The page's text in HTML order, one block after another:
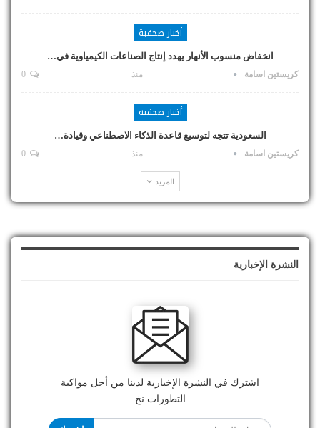
أخبار صحفية
انخفاض منسوب الأنهار يهدد إنتاج الصناعات الكيمياوية في…
كريستين اسامة منذ
أخبار صحفية
السعودية تتجه لتوسيع قاعدة الذكاء الاصطناعي وقيادة…
كريستين اسامة منذ
المزيد
النشرة الإخبارية
اشترك في النشرة الإخبارية لدينا من أجل مواكبة
التطورات.نخ